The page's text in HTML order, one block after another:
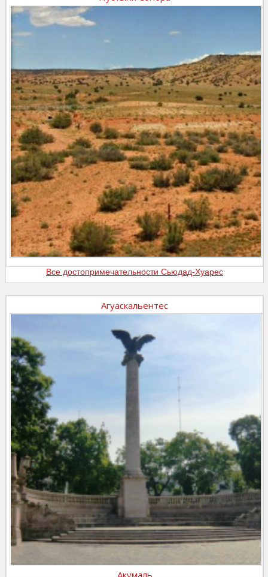
Все достопримечательности Сьюдад-Хуарес
Агуаскальентес
Акумаль